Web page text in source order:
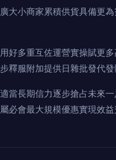
大小商家累積供貨具備更
好多重互佐運營實操賦更
釋服附加提供日雜批發代
當長期信力逐步搶占未來
必會最大規模優惠實現效